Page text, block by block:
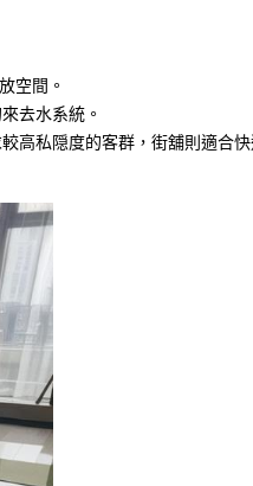
空間。
去水系統。
高私隠度的客群，街舖則適合快